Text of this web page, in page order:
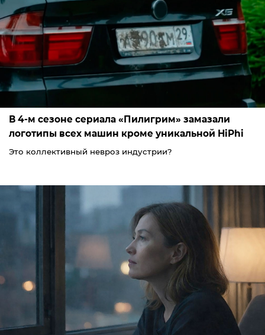
В 4-м сезоне сериала «Пилигрим» замазали
логотипы всех машин кроме уникальной HiPhi
Это коллективный невроз индустрии?